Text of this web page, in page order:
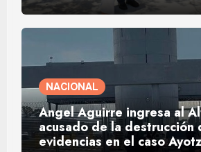
NACIONAL
Ángel Aguirre ingresa al
acusado de la destrucción
evidencias en el caso